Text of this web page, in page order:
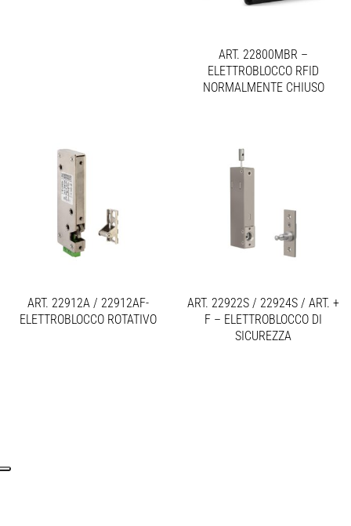
ART. 22800MBR –
ELETTROBLOCCO RFID
NORMALMENTE CHIUSO
ART. 22912A / 22912AF-
ELETTROBLOCCO ROTATIVO
ART. 22922S / 22924S / ART. +
F – ELETTROBLOCCO DI
SICUREZZA